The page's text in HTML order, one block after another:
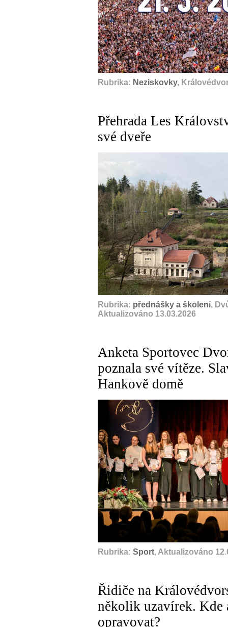
Rubrika: Neziskovky,
Přehrada Les
své dveře
Rubrika: přednášky a školení,
Aktualizováno 13.03.2026
Anketa Sportovec
poznala své vítěze.
Hankově domě
Rubrika: Sport, Aktualizováno
Řidiče na
několik uzavírek. Kde
opravovat?